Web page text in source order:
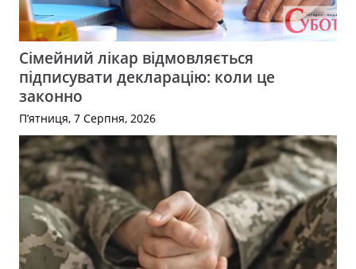
Сімейний лікар відмовляється
підписувати декларацію: коли це
законно
П’ятниця, 7 Серпня, 2026